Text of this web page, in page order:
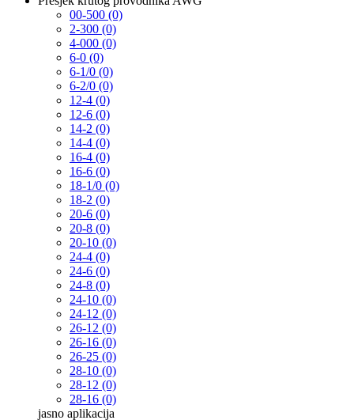
00-500 (0)
2-300 (0)
4-000 (0)
6-0 (0)
6-1/0 (0)
6-2/0 (0)
12-4 (0)
12-6 (0)
14-2 (0)
14-4 (0)
16-4 (0)
16-6 (0)
18-1/0 (0)
18-2 (0)
20-6 (0)
20-8 (0)
20-10 (0)
24-4 (0)
24-6 (0)
24-8 (0)
24-10 (0)
24-12 (0)
26-12 (0)
26-16 (0)
26-25 (0)
28-10 (0)
28-12 (0)
28-16 (0)
jasno aplikacija